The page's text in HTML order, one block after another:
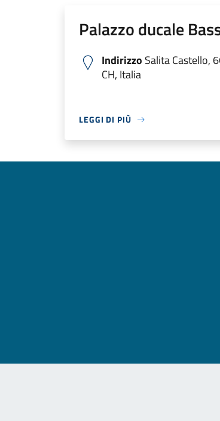
Palazzo ducale
Indirizzo Salita Castello,
CH, Italia
LEGGI DI PIÙ